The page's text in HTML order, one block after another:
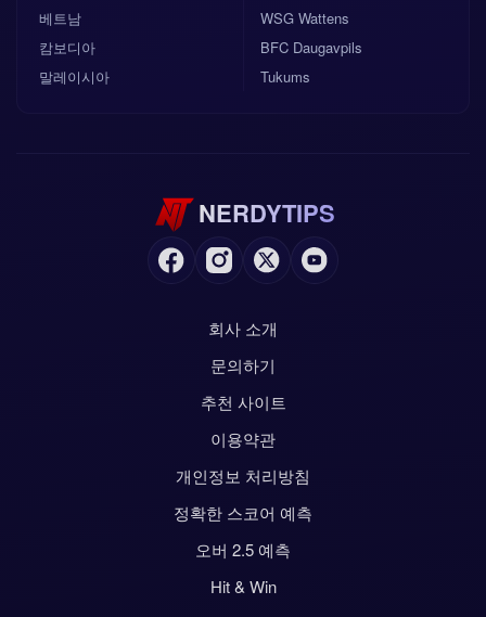
베트남
캄보디아
말레이시아
WSG Wattens
BFC Daugavpils
Tukums
NERDYTIPS
회사 소개
문의하기
추천 사이트
이용약관
개인정보 처리방침
정확한 스코어 예측
오버 2.5 예측
Hit & Win